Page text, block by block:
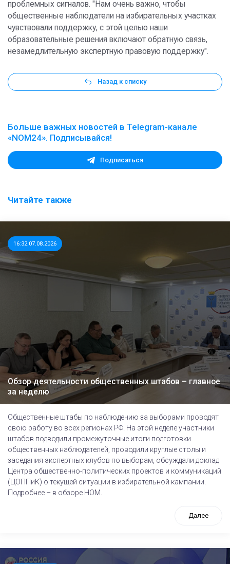
проблемных сигналов. "Нам очень важно, чтобы
общественные наблюдатели на избирательных участках
чувствовали поддержку, с этой целью наши
образовательные решения включают обратную связь,
незамедлительную экспертную правовую поддержку".
Назад к списку
Больше важных новостей в Telegram-канале
«NOM24». Подписывайся!
Подписаться
Читайте также
16:32 07.08.2026
Обзор деятельности общественных штабов – главное
за неделю
Общественные штабы по наблюдению за выборами проводят
свою работу во всех регионах РФ. На этой неделе участники
штабов подводили промежуточные итоги подготовки
общественных наблюдателей, проводили круглые столы и
заседания экспертных клубов по выборам, обсуждали доклад
Центра общественно-политических проектов и коммуникаций
(ЦОППиК) о текущей ситуации в избирательной кампании.
Подробнее – в обзоре НОМ.
Далее